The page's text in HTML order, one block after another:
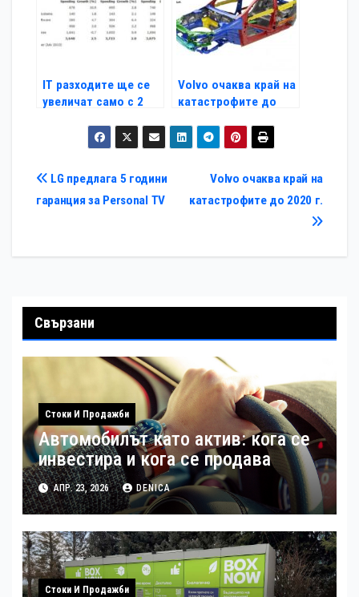
IT разходите ще се
увеличат само с 2
Volvo очаква край на
катастрофите до
Навигация
Volvo очаква край на
катастрофите до 2020 г.
LG предлага 5 години
гаранция за Personal TV
Свързани
Стоки И Продажби
Автомобилът като актив: кога се
инвестира и кога се продава
АПР. 23, 2026 DENICA
Стоки И Продажби